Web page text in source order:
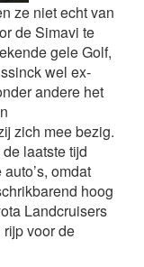
ze niet echt van
de Simavi te
gele Golf,
wel ex-
andere het
zich mee bezig.
laatste tijd
omdat
hoog
Landcruisers
voor de